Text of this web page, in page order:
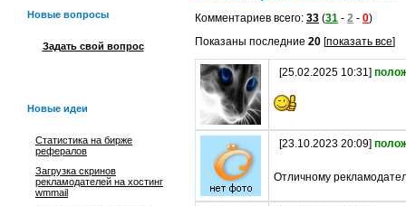
Новые вопросы
Задать свой вопрос
Новые идеи
Статистика на бирже
рефералов
Загрузка скринов
рекламодателей на хостинг
wmmail
Комментариев всего: 33 (31 - 2 - 0)
Показаны последние 20 [показать все]
[25.02.2025 10:31]
[23.10.2023 20:09]
Отличному